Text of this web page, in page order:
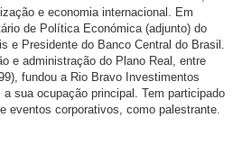
e economia internacional. Em
de Política Económica (adjunto) do
e Presidente do Banco Central do Brasil.
e administração do Plano Real, entre
fundou a Rio Bravo Investimentos
sua ocupação principal. Tem participado
eventos corporativos, como palestrante.